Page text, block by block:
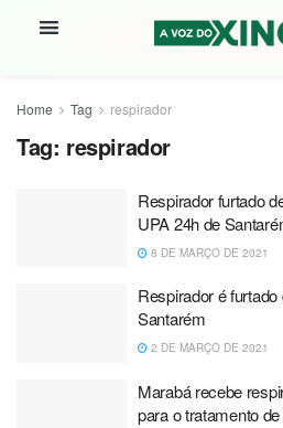
Home Tag respirador
Tag: respirador
Respirador furtado
UPA 24h de
8 DE MARÇO DE 2021
Respirador é
Santarém
2 DE MARÇO DE 2021
Marabá recebe
para o tratamento